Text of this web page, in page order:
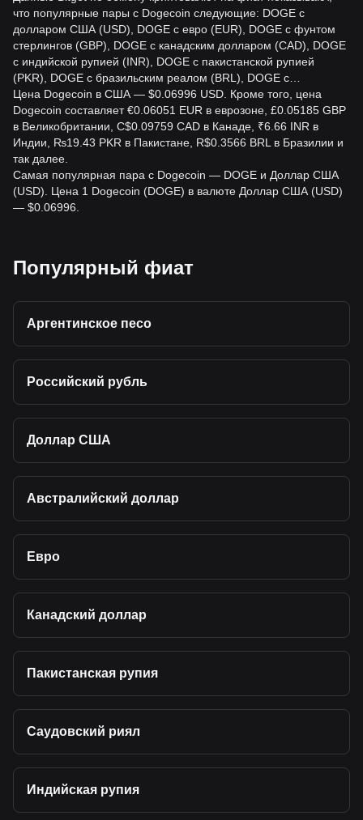
что популярные пары с Dogecoin следующие: DOGE с
долларом США (USD), DOGE с евро (EUR), DOGE с фунтом
стерлингов (GBP), DOGE с канадским долларом (CAD), DOGE
с индийской рупией (INR), DOGE с пакистанской рупией
(PKR), DOGE с бразильским реалом (BRL), DOGE с…
Цена Dogecoin в США — $0.06996 USD. Кроме того, цена
Dogecoin составляет €0.06051 EUR в еврозоне, £0.05185 GBP
в Великобритании, C$0.09759 CAD в Канаде, ₹6.66 INR в
Индии, ₨19.43 PKR в Пакистане, R$0.3566 BRL в Бразилии и
так далее.
Самая популярная пара с Dogecoin — DOGE и Доллар США
(USD). Цена 1 Dogecoin (DOGE) в валюте Доллар США (USD)
— $0.06996.
Популярный фиат
Аргентинское песо
Российский рубль
Доллар США
Австралийский доллар
Евро
Канадский доллар
Пакистанская рупия
Саудовский риял
Индийская рупия